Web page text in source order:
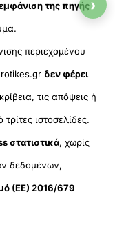
της πηγής
περιεχομένου
δεν φέρει
τις απόψεις ή
ιστοσελίδες.
στατιστικά, χωρίς
δεδομένων,
(ΕΕ) 2016/679
›